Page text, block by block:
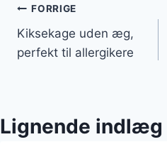
FORRIGE
Kiksekage uden æg,
perfekt til allergikere
Lignende indlæg